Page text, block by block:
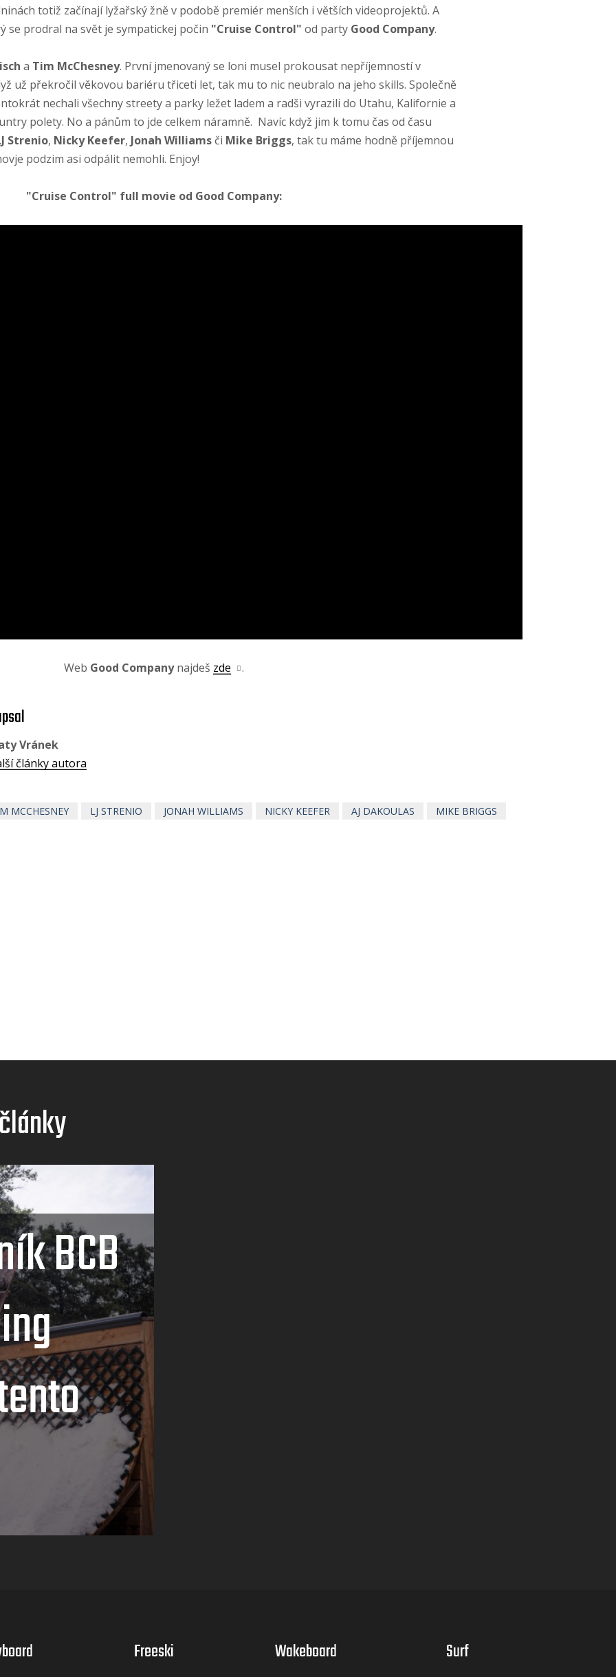
totiž začínají lyžařský žně v podobě premiér menších i větších videoprojektů. A
se prodral na svět je sympatickej počin "Cruise Control" od party Good Company.
a Tim McChesney. První jmenovaný se loni musel prokousat nepříjemností v
už překročil věkovou bariéru třiceti let, tak mu to nic neubralo na jeho skills. Společně
nechali všechny streety a parky ležet ladem a radši vyrazili do Utahu, Kalifornie a
polety. No a pánům to jde celkem náramně. Navíc když jim k tomu čas od času
Strenio, Nicky Keefer, Jonah Williams či Mike Briggs, tak tu máme hodně příjemnou
podzim asi odpálit nemohli. Enjoy!
"Cruise Control" full movie od Good Company:
Web Good Companynajdeš zde .
Vránek
články autora
MCCHESNEY LJ STRENIO JONAH WILLIAMS NICKY KEEFER AJ DAKOULAS MIKE BRIGGS
BCB
Freeski Wakeboard Surf